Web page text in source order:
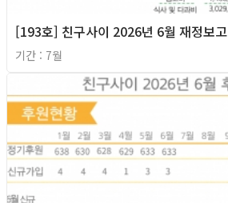
[193호] 친구사이 2026년 6월 재정보고
기간 : 7월